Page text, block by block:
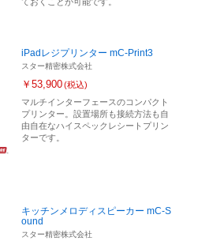
iPadレジプリンター mC-Print3
スター精密株式会社
￥53,900(税込)
マルチインターフェースのコンパクト
プリンター。設置場所も接続方法も自
由自在なハイスペックレシートプリン
ターです。
キッチンメロディスピーカー mC-S
ound
スター精密株式会社